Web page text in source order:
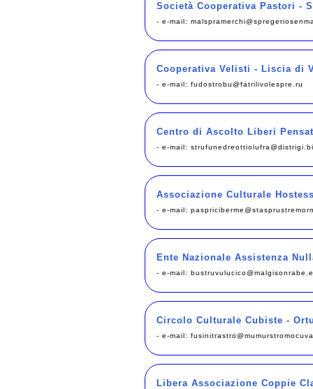
Società Cooperativa Pastori -
- e-mail:
Cooperativa Velisti - Liscia di
- e-mail: fudostrobu@fatrilivolespre.ru
Centro di Ascolto Liberi
- e-mail:
Associazione Culturale
- e-mail:
Ente Nazionale Assistenza
- e-mail:
Circolo Culturale Cubiste -
- e-mail:
Libera Associazione Coppie